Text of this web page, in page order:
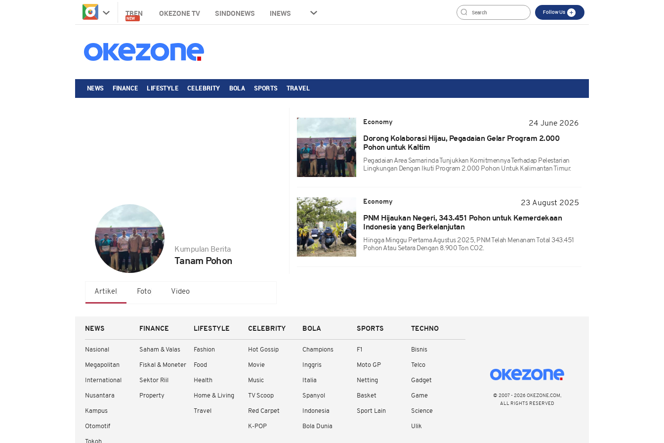
TREN
NEW
OKEZONE TV SINDONEWS INEWS Follow Us
NEWS FINANCE LIFESTYLE CELEBRITY BOLA SPORTS TRAVEL
Kumpulan Berita
Tanam Pohon
Artikel Foto Video
Economy
24 June 2026
Dorong Kolaborasi Hijau, Pegadaian Gelar Program 2.000
Pohon untuk Kaltim
Pegadaian Area Samarinda Tunjukkan Komitmennya Terhadap Pelestarian
Lingkungan Dengan Ikuti Program 2.000 Pohon Untuk Kalimantan Timur.
Economy
23 August 2025
PNM Hijaukan Negeri, 343.451 Pohon untuk Kemerdekaan
Indonesia yang Berkelanjutan
Hingga Minggu Pertama Agustus 2025, PNM Telah Menanam Total 343.451
Pohon Atau Setara Dengan 8.900 Ton CO2.
NEWS
Nasional
Megapolitan
International
Nusantara
Kampus
Otomotif
FINANCE
Saham & Valas
Fiskal & Moneter
Sektor Riil
Property
LIFESTYLE
Fashion
Food
Health
Home & Living
Travel
CELEBRITY
Hot Gossip
Movie
Music
TV Scoop
Red Carpet
K-POP
BOLA
Champions
Inggris
Italia
Spanyol
Indonesia
Bola Dunia
SPORTS
F1
Moto GP
Netting
Basket
Sport Lain
TECHNO
Bisnis
Telco
Gadget
Game
Science
Ulik
© 2007 - 2026 OKEZONE.COM,
ALL RIGHTS RESERVED